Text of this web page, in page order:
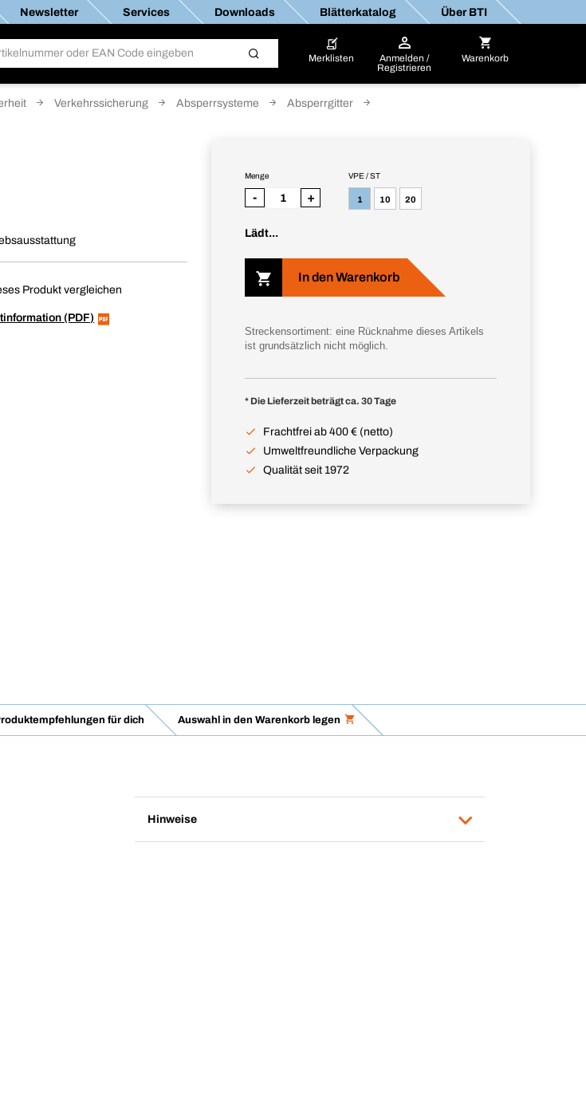
Newsletter Services Downloads Blätterkatalog Über BTI
Merklisten
Anmelden /
Registrieren
Warenkorb
Verkehrssicherung Absperrsysteme
Absperrgitter
Produkt vergleichen
(PDF)
VPE / ST
1 10 20
Menge
- +
Lädt...
In den Warenkorb
Streckensortiment: eine Rücknahme dieses Artikels
ist grundsätzlich nicht möglich.
* Die Lieferzeit beträgt ca. 30 Tage
Frachtfrei ab 400 € (netto)
Umweltfreundliche Verpackung
Qualität seit 1972
für dich Auswahl in den Warenkorb legen
Hinweise